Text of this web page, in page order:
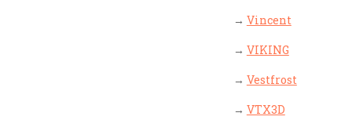
→ Vincent
→ VIKING
→ Vestfrost
→ VTX3D